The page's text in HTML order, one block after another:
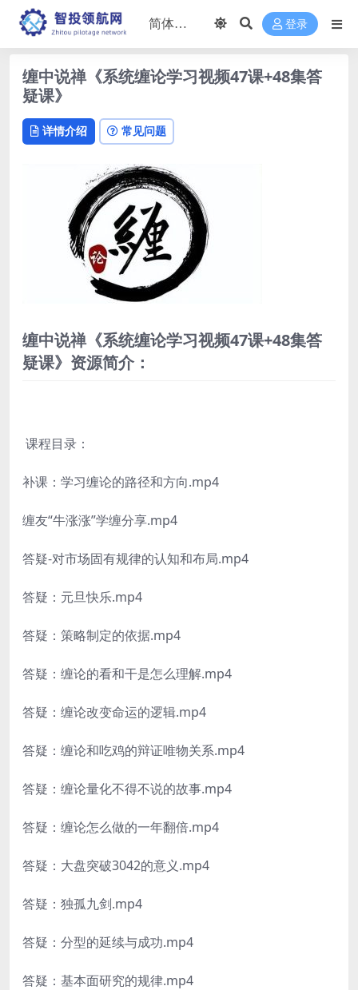
登录
缠中说禅《系统缠论学习视频47课+48集答
疑课》
详情介绍 常见问题
缠中说禅《系统缠论学习视频47课+48集答
疑课》资源简介：
课程目录：
补课：学习缠论的路径和方向.mp4
缠友“牛涨涨”学缠分享.mp4
答疑-对市场固有规律的认知和布局.mp4
答疑：元旦快乐.mp4
答疑：策略制定的依据.mp4
答疑：缠论的看和干是怎么理解.mp4
答疑：缠论改变命运的逻辑.mp4
答疑：缠论和吃鸡的辩证唯物关系.mp4
答疑：缠论量化不得不说的故事.mp4
答疑：缠论怎么做的一年翻倍.mp4
答疑：大盘突破3042的意义.mp4
答疑：独孤九剑.mp4
答疑：分型的延续与成功.mp4
答疑：基本面研究的规律.mp4